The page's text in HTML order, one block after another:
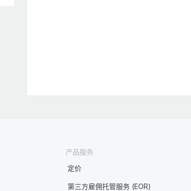
产品服务
定价
第三方雇佣托管服务 (EOR)